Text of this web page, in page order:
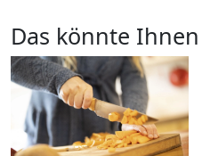
Das könnte